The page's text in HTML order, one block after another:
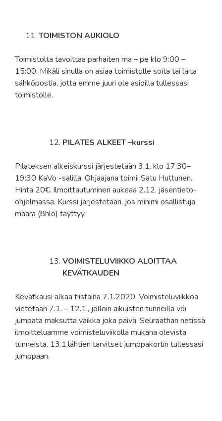
TOIMISTON AUKIOLO
Toimistolta tavoittaa parhaiten ma – pe klo 9:00 –
15:00. Mikäli sinulla on asiaa toimistolle soita tai laita
sähköpostia, jotta emme juuri ole asioilla tullessasi
toimistolle.
PILATES ALKEET –kurssi
Pilateksen alkeiskurssi järjestetään 3.1. klo 17:30–
19:30 KaVo -salilla. Ohjaajana toimii Satu Huttunen.
Hinta 20€. Ilmoittautuminen aukeaa 2.12. jäsentieto-
ohjelmassa. Kurssi järjestetään, jos minimi osallistuja
määrä (8hlö) täyttyy.
VOIMISTELUVIIKKO ALOITTAA
KEVÄTKAUDEN
Kevätkausi alkaa tiistaina 7.1.2020. Voimisteluviikkoa
vietetään 7.1. – 12.1., jolloin aikuisten tunneilla voi
jumpata maksutta vaikka joka päivä. Seuraathan netissä
ilmoitteluamme voimisteluviikolla mukana olevista
tunneista. 13.1.lähtien tarvitset jumppakortin tullessasi
jumppaan.